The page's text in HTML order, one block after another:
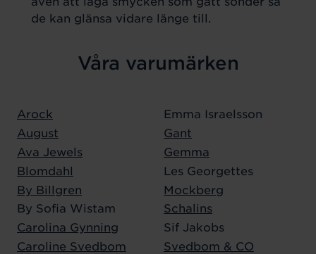
de kan glänsa vidare länge till.
Våra varumärken
Arock
August
Ava Jewels
Blomdahl
By Billgren
By Sofia Wistam
Carolina Gynning
Caroline Svedbom
Emma Israelsson
Gant
Gemma
Les Georgettes
Mockberg
Schalins
Sif Jakobs
Svedbom & CO